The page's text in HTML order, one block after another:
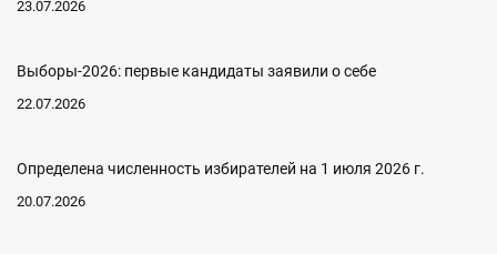
23.07.2026
Выборы-2026: первые кандидаты заявили о себе
22.07.2026
Определена численность избирателей на 1 июля 2026 г.
20.07.2026